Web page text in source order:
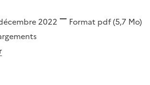
2022 Format pdf(5,7 Mo)